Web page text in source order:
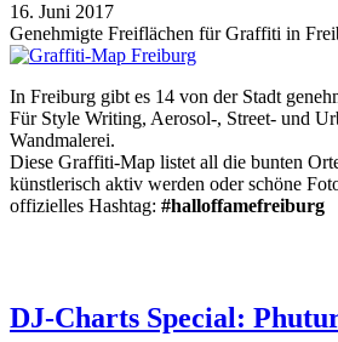
16. Juni 2017
Genehmigte Freiflächen für Graffiti in
In Freiburg gibt es 14 von der Stadt
Für Style Writing, Aerosol-, Street- und
Wandmalerei.
Diese Graffiti-Map listet all die bunten
künstlerisch aktiv werden oder schöne
offizielles Hashtag: #halloffamefreiburg
DJ-Charts Special: